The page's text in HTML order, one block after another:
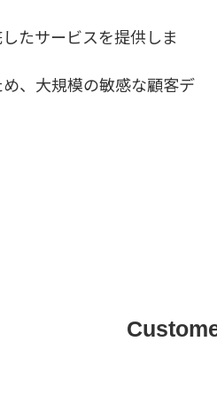
たサービスを提供しま
、大規模の敏感な顧客デ